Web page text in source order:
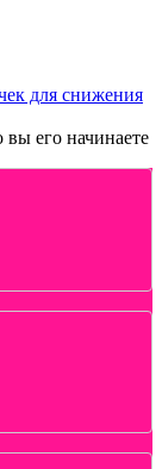
для снижения
его начинаете